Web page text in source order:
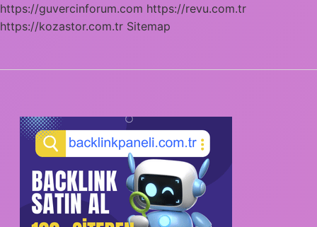
https://guvercinforum.com https://revu.com.tr
https://kozastor.com.tr Sitemap
SIDEBAR